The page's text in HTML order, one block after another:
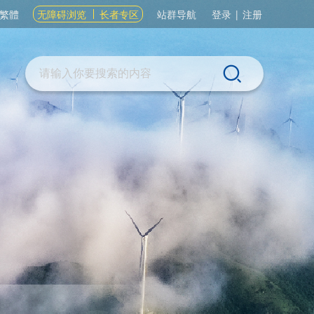
繁體 无障碍浏览 长者专区 站群导航 登录 | 注册